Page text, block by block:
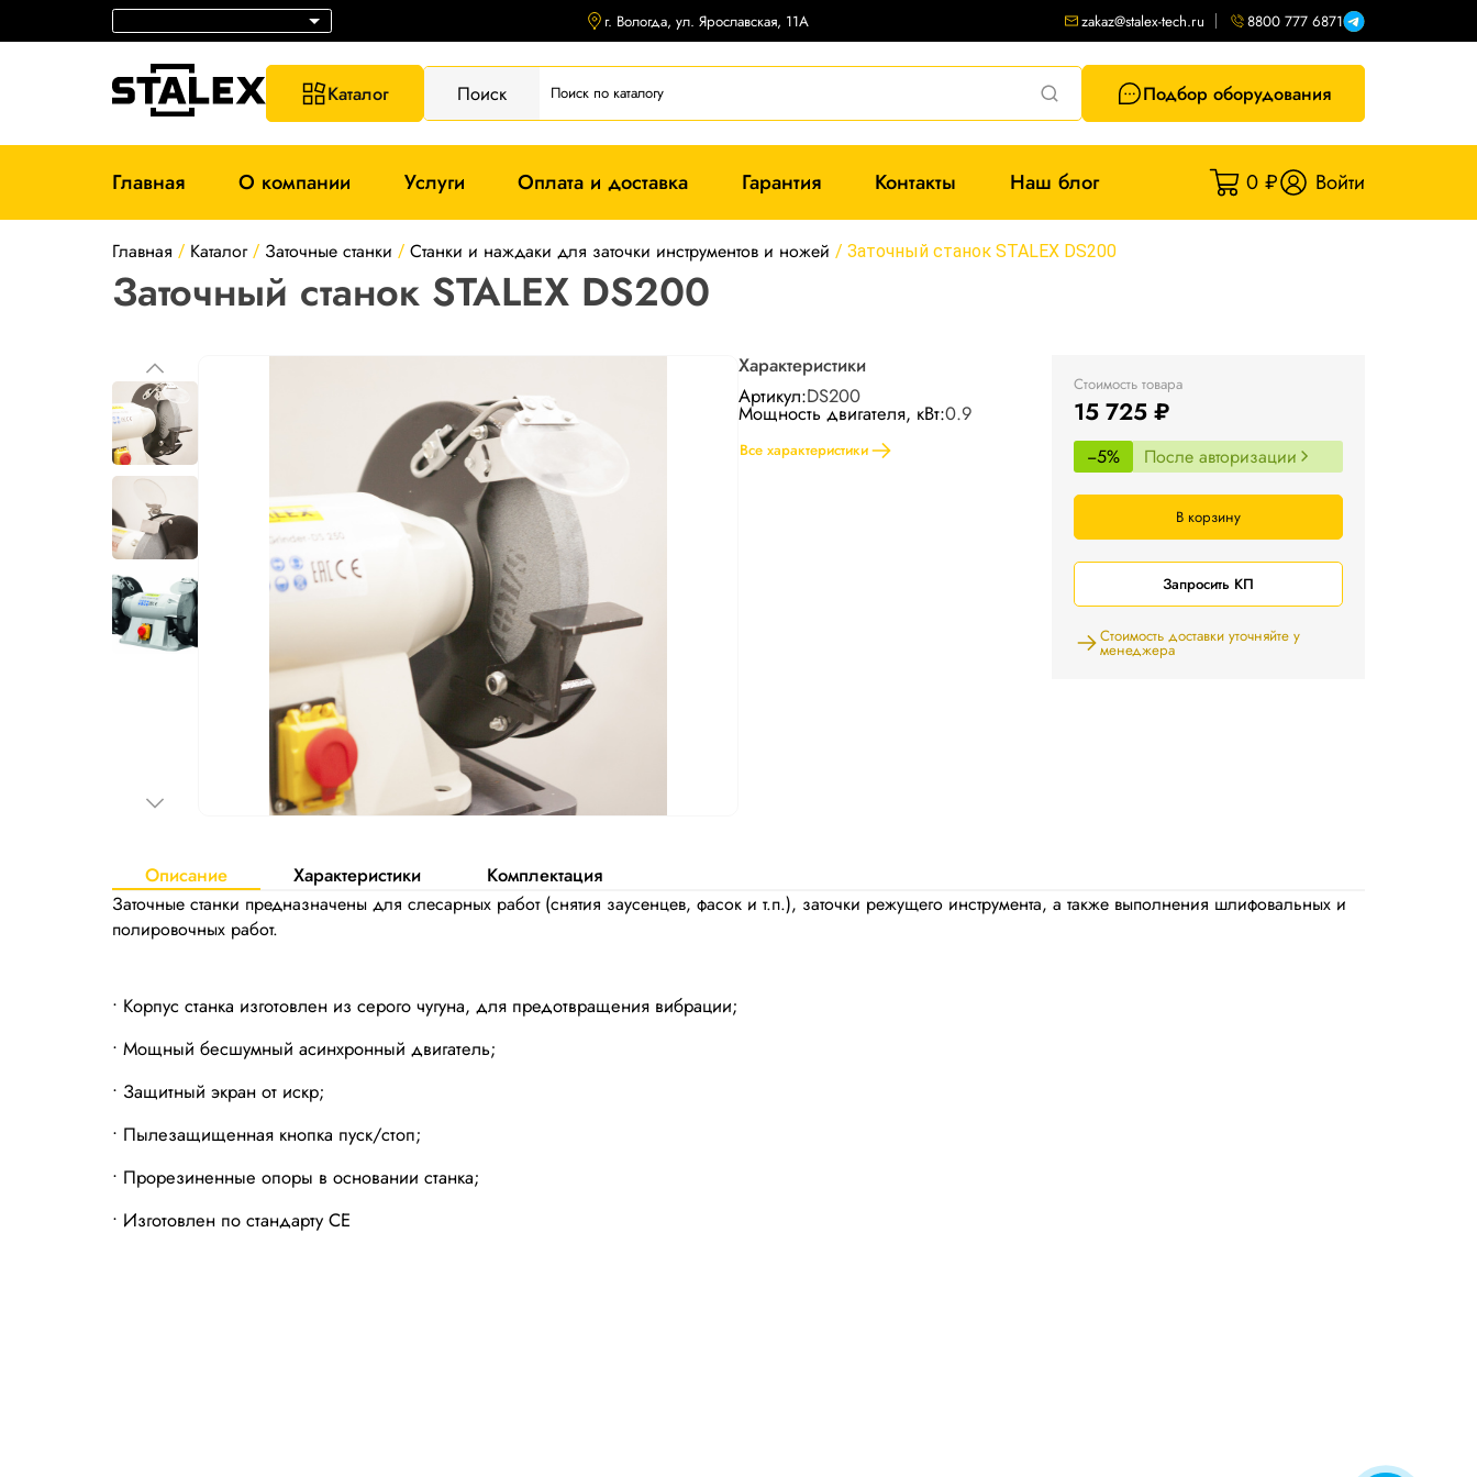
г. Вологда, ул. Ярославская, 11А zakaz@stalex-tech.ru 8800 777 6871
Каталог Поиск Подбор оборудования
Главная О компании Услуги Оплата и доставка Гарантия Контакты Наш блог 0 ₽ Войти
Главная / Каталог / Заточные станки / Станки и наждаки для заточки инструментов и ножей / Заточный станок STALEX DS200
Заточный станок STALEX DS200
Характеристики
Артикул:DS200
Мощность двигателя, кВт:0.9
Все характеристики
Стоимость товара
15 725 ₽
−5% После авторизации
В корзину
Запросить КП
Стоимость доставки уточняйте у
менеджера
Описание Характеристики Комплектация
Заточные станки предназначены для слесарных работ (снятия заусенцев, фасок и т.п.), заточки режущего инструмента, а также выполнения шлифовальных и
полировочных работ.
• Корпус станка изготовлен из серого чугуна, для предотвращения вибрации;
• Мощный бесшумный асинхронный двигатель;
• Защитный экран от искр;
• Пылезащищенная кнопка пуск/стоп;
• Прорезиненные опоры в основании станка;
• Изготовлен по стандарту СЕ